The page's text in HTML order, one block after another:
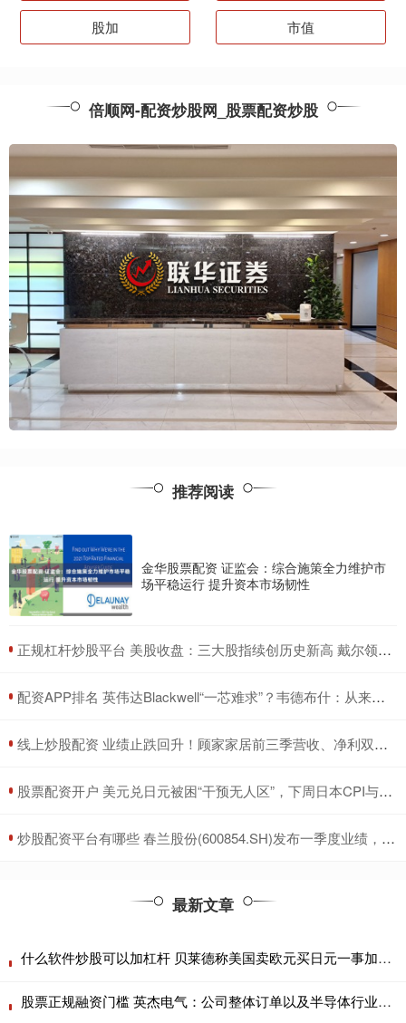
股加 市值
倍顺网-配资炒股网_股票配资炒股
推荐阅读
金华股票配资 证监会：综合施策全力维护市
场平稳运行 提升资本市场韧性
​正规杠杆炒股平台 美股收盘：三大股指续创历史新高 戴尔领衔科技股狂欢
​配资APP排名 英伟达Blackwell“一芯难求”？韦德布什：从来未见如此供应紧张局面！
​线上炒股配资 业绩止跌回升！顾家家居前三季营收、净利双增，拟定增超19亿扩产能
​股票配资开户 美元兑日元被困“干预无人区”，下周日本CPI与美联储决议谁将引爆弹簧？
​炒股配资平台有哪些 春兰股份(600854.SH)发布一季度业绩，归母净利润147万元，同比下降50.49%
最新文章
什么软件炒股可以加杠杆 贝莱德称美国卖欧元买日元一事加剧地缘政治风险
股票正规融资门槛 英杰电气：公司整体订单以及半导体行业的订单仍维持较好的同比增长水平